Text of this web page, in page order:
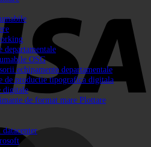
departamentale
OSG
echipamente departamentale
de productie tipografica digitala
digitale
de format mare Plottare